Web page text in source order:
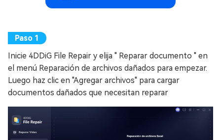
Inicie 4DDiG File Repair y elija " Reparar documento " en
el menú Reparación de archivos dañados para empezar.
Luego haz clic en "Agregar archivos" para cargar
documentos dañados que necesitan reparar